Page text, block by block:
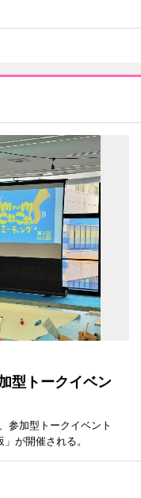
型トークイベン
参加型トークイベント
が開催される。